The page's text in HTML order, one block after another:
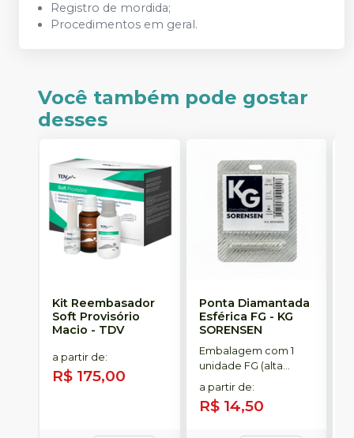
Registro de mordida;
Procedimentos em geral.
Você também pode gostar
desses
Kit Reembasador
Soft Provisório
Macio - TDV
a partir de:
R$ 175,00
Ponta Diamantada
Esférica FG - KG
SORENSEN
Embalagem com 1
unidade FG (alta
rotação).
a partir de:
R$ 14,50